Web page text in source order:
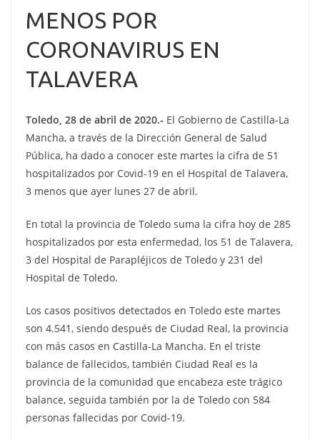
MENOS POR
CORONAVIRUS EN
TALAVERA
Toledo, 28 de abril de 2020.- El Gobierno de Castilla-La
Mancha, a través de la Dirección General de Salud
Pública, ha dado a conocer este martes la cifra de 51
hospitalizados por Covid-19 en el Hospital de Talavera,
3 menos que ayer lunes 27 de abril.
En total la provincia de Toledo suma la cifra hoy de 285
hospitalizados por esta enfermedad, los 51 de Talavera,
3 del Hospital de Parapléjicos de Toledo y 231 del
Hospital de Toledo.
Los casos positivos detectados en Toledo este martes
son 4.541, siendo después de Ciudad Real, la provincia
con más casos en Castilla-La Mancha. En el triste
balance de fallecidos, también Ciudad Real es la
provincia de la comunidad que encabeza este trágico
balance, seguida también por la de Toledo con 584
personas fallecidas por Covid-19.